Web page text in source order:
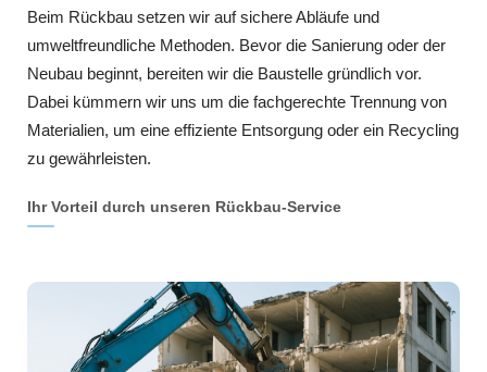
Beim Rückbau setzen wir auf sichere Abläufe und
umweltfreundliche Methoden. Bevor die Sanierung oder der
Neubau beginnt, bereiten wir die Baustelle gründlich vor.
Dabei kümmern wir uns um die fachgerechte Trennung von
Materialien, um eine effiziente Entsorgung oder ein Recycling
zu gewährleisten.
Ihr Vorteil durch unseren Rückbau-Service